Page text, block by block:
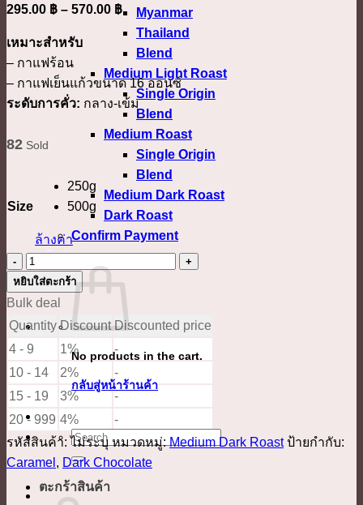
Myanmar
Thailand
Blend
Medium Light Roast
Single Origin
Blend
Medium Roast
Single Origin
Blend
Medium Dark Roast
Dark Roast
Confirm Payment
เข้าสู่ระบบ
No products in the cart.
กลับสู่หน้าร้านค้า
ค้นหา:
ตะกร้าสินค้า
295.00 ฿ – 570.00 ฿Price
range:
295.00 ฿
through
570.00 ฿
เหมาะสำหรับ
– กาแฟร้อน
– กาแฟเย็นแก้วขนาด 16 ออนซ์
ระดับการคั่ว: กลาง-เข้ม
82 Sold
Size
250g
500g
ล้างค่า
จำนวน
Rainbow
Runner
ชิ้น
หยิบใส่ตะกร้า
Bulk deal
Quantity Discount Discounted price
4 - 9
1%
-
10 - 14
2%
-
15 - 19
3%
-
20 - 999 4%
-
รหัสสินค้า:ไม่ระบุ หมวดหมู่:Medium Dark Roast ป้ายกำกับ:
Caramel , Dark Chocolate